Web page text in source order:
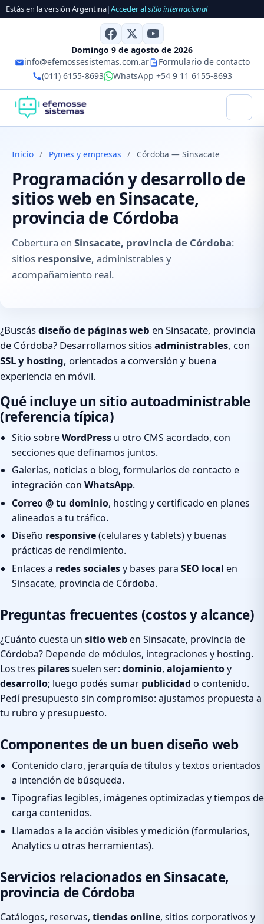
Estás en la versión Argentina|Acceder alsitio internacional
Domingo 9 de agosto de 2026
info@efemossesistemas.com.ar
Formulario de contacto
(011) 6155-8693
WhatsApp +54 9 11 6155-8693
Inicio / Pymes y empresas / Córdoba — Sinsacate
Programación y desarrollo de
sitios web en Sinsacate,
provincia de Córdoba
Cobertura en Sinsacate, provincia de Córdoba:
sitios responsive, administrables y
acompañamiento real.
¿Buscásdiseño de páginas web en Sinsacate, provincia
de Córdoba? Desarrollamos sitiosadministrables, con
SSL y hosting, orientados a conversión y buena
experiencia en móvil.
Qué incluye un sitio autoadministrable
(referencia típica)
Sitio sobreWordPress u otro CMS acordado, con
secciones que definamos juntos.
Galerías, noticias o blog, formularios de contacto e
integración con WhatsApp.
Correo @ tu dominio, hosting y certificado en planes
alineados a tu tráfico.
Diseño responsive(celulares y tablets) y buenas
prácticas de rendimiento.
Enlaces a redes socialesy bases para SEO local en
Sinsacate, provincia de Córdoba.
Preguntas frecuentes (costos y alcance)
¿Cuánto cuesta un sitio weben Sinsacate, provincia de
Córdoba? Depende de módulos, integraciones y hosting.
Los tres pilaressuelen ser: dominio, alojamientoy
desarrollo; luego podés sumar publicidad o contenido.
Pedí presupuesto sin compromiso: ajustamos propuesta a
tu rubro y presupuesto.
Componentes de un buen diseño web
Contenido claro, jerarquía de títulos y textos orientados
a intención de búsqueda.
Tipografías legibles, imágenes optimizadas y tiempos de
carga contenidos.
Llamados a la acción visibles y medición (formularios,
Analytics u otras herramientas).
Servicios relacionados en Sinsacate,
provincia de Córdoba
Catálogos, reservas, tiendas online, sitios corporativos y